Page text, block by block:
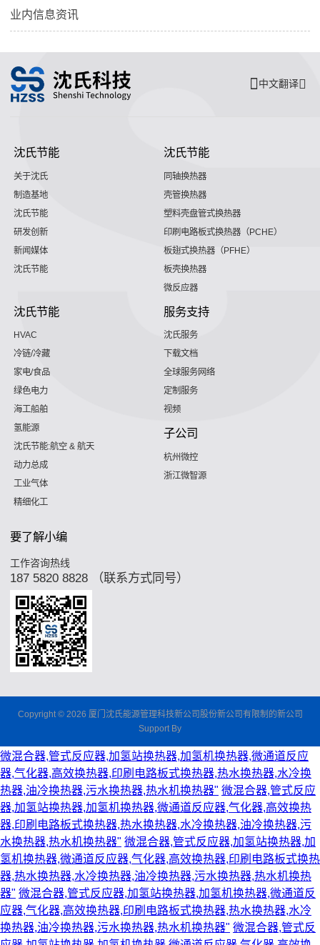
业内信息资讯
中文翻译
沈氏节能
关于沈氏
制造基地
沈氏节能
研发创新
新闻媒体
沈氏节能
沈氏节能
同轴换热器
壳管换热器
塑料壳盘管式换热器
印刷电路板式换热器（PCHE）
板翅式换热器（PFHE）
板壳换热器
微反应器
沈氏节能
HVAC
冷链/冷藏
家电/食品
绿色电力
海工船舶
氢能源
沈氏节能:航空 & 航天
动力总成
工业气体
精细化工
服务支持
沈氏服务
下载文档
全球服务网络
定制服务
视频
子公司
杭州微控
浙江微智源
要了解小编
工作咨询热线
187 5820 8828 （联系方式同号）
Copyright © 2026 厦门沈氏能源管理科技新公司股份新公司有限制的新公司
Support By
微混合器,管式反应器,加氢站换热器,加氢机换热器,微通道反应
器,气化器,高效换热器,印刷电路板式换热器,热水换热器,水冷换
热器,油冷换热器,污水换热器,热水机换热器" 微混合器,管式反应
器,加氢站换热器,加氢机换热器,微通道反应器,气化器,高效换热
器,印刷电路板式换热器,热水换热器,水冷换热器,油冷换热器,污
水换热器,热水机换热器" 微混合器,管式反应器,加氢站换热器,加
氢机换热器,微通道反应器,气化器,高效换热器,印刷电路板式换热
器,热水换热器,水冷换热器,油冷换热器,污水换热器,热水机换热
器" 微混合器,管式反应器,加氢站换热器,加氢机换热器,微通道反
应器,气化器,高效换热器,印刷电路板式换热器,热水换热器,水冷
换热器,油冷换热器,污水换热器,热水机换热器" 微混合器,管式反